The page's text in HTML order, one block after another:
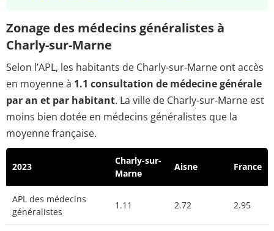
Zonage des médecins généralistes à
Charly-sur-Marne
Selon l’APL, les habitants de Charly-sur-Marne ont accès
en moyenne à 1.1 consultation de médecine générale
par an et par habitant. La ville de Charly-sur-Marne est
moins bien dotée en médecins généralistes que la
moyenne française.
2023
Charly-sur-
Marne
Aisne France
APL des médecins
généralistes
1.11 2.72 2.95